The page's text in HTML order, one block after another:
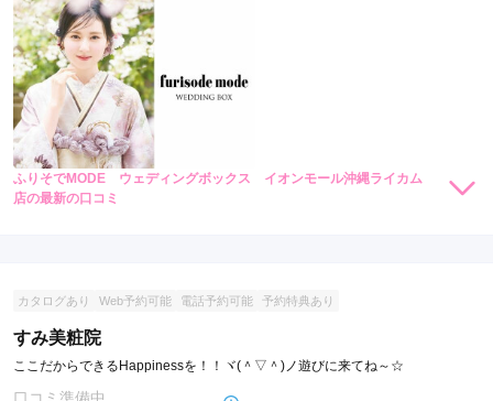
ふりそでMODE ウェディングボックス イオンモール沖縄ライカム
店の最新の口コミ
ご利用日：2026年01月
丁寧でよかったです。
カタログあり Web予約可能 電話予約可能 予約特典あり
すみ美粧院
ここだからできるHappinessを！！ヾ(＾▽＾)ノ遊びに来てね～☆